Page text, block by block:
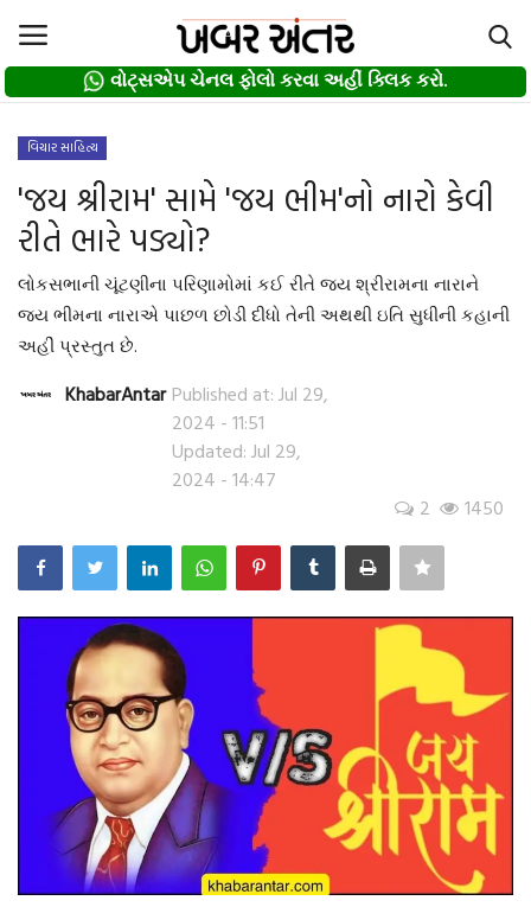
વોટ્સએપ ચેનલ ફોલો કરવા અહીં ક્લિક કરો.
વોટ્સએપ ચેનલ ફોલો કરવા અહીં ક્લિક કરો.
Login
Home
દલિત
About us
Contact
આદિવાસી
લઘુમતી
સ્પેશ્યલ સ્ટોરી
વિચાર સાહિત્ય
બહુજનનાયક
વિચાર સાહિત્ય
'જય શ્રીરામ' સામે 'જય ભીમ'નો નારો કેવી
રીતે ભારે પડ્યો?
લોકસભાની ચૂંટણીના પરિણામોમાં કઈ રીતે જય શ્રીરામના નારાને
જય ભીમના નારાએ પાછળ છોડી દીધો તેની અથથી ઇતિ સુધીની કહાની
અહીં પ્રસ્તુત છે.
KhabarAntar Published at: Jul 29,
2024 - 11:51
Updated: Jul 29,
2024 - 14:47
2
1450